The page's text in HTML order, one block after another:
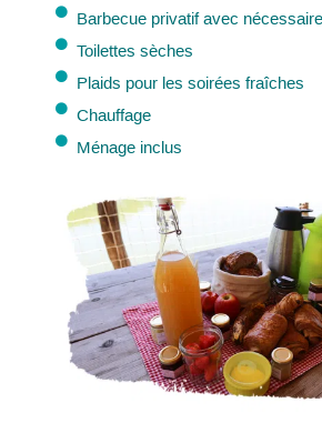
Barbecue privatif avec
Toilettes sèches
Plaids pour les soirées fraîches
Chauffage
Ménage inclus